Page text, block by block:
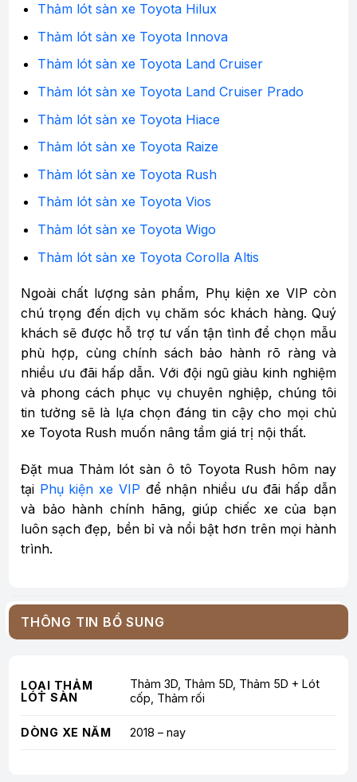
Thảm lót sàn xe Toyota Hilux
Thảm lót sàn xe Toyota Innova
Thảm lót sàn xe Toyota Land Cruiser
Thảm lót sàn xe Toyota Land Cruiser Prado
Thảm lót sàn xe Toyota Hiace
Thảm lót sàn xe Toyota Raize
Thảm lót sàn xe Toyota Rush
Thảm lót sàn xe Toyota Vios
Thảm lót sàn xe Toyota Wigo
Thảm lót sàn xe Toyota Corolla Altis
Ngoài chất lượng sản phẩm, Phụ kiện xe VIP còn
chú trọng đến dịch vụ chăm sóc khách hàng. Quý
khách sẽ được hỗ trợ tư vấn tận tình để chọn mẫu
phù hợp, cùng chính sách bảo hành rõ ràng và
nhiều ưu đãi hấp dẫn. Với đội ngũ giàu kinh nghiệm
và phong cách phục vụ chuyên nghiệp, chúng tôi
tin tưởng sẽ là lựa chọn đáng tin cậy cho mọi chủ
xe Toyota Rush muốn nâng tầm giá trị nội thất.
Đặt mua Thảm lót sàn ô tô Toyota Rush hôm nay
tại Phụ kiện xe VIP để nhận nhiều ưu đãi hấp dẫn
và bảo hành chính hãng, giúp chiếc xe của bạn
luôn sạch đẹp, bền bỉ và nổi bật hơn trên mọi hành
trình.
THÔNG TIN BỔ SUNG
LOẠI THẢM
LÓT SÀN
Thảm 3D, Thảm 5D, Thảm 5D + Lót
cốp, Thảm rối
DÒNG XE NĂM 2018 – nay